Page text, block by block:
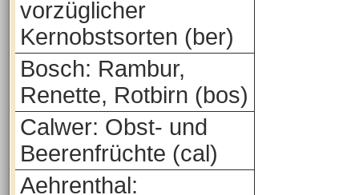
vorzüglicher
Kernobstsorten (ber)
Bosch: Rambur,
Renette, Rotbirn (bos)
Calwer: Obst- und
Beerenfrüchte (cal)
Aehrenthal: